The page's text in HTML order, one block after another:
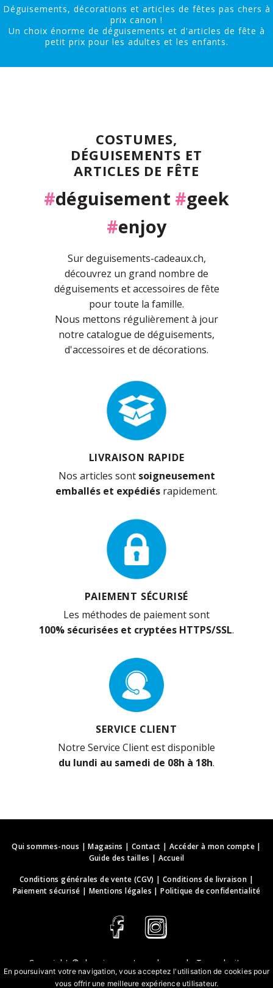
Déguisements, décorations et articles de fêtes pas chers à
prix canon !
Un choix énorme de déguisements et d'articles de fête à
petit prix pour les adultes et les enfants.
COSTUMES,
DÉGUISEMENTS ET
ARTICLES DE FÊTE
#déguisement #geek
#enjoy
Sur deguisements-cadeaux.ch,
découvrez un grand nombre de
déguisements et accessoires de fête
pour toute la famille.
Nous mettons régulièrement à jour
notre catalogue de déguisements,
d'accessoires et de décorations.
LIVRAISON RAPIDE
Nos articles sont soigneusement
emballés et expédiés rapidement.
PAIEMENT SÉCURISÉ
Les méthodes de paiement sont
100% sécurisées et cryptées HTTPS/SSL.
SERVICE CLIENT
Notre Service Client est disponible
du lundi au samedi de 08h à 18h.
Qui sommes-nous |Magasins | Contact | Accéder à mon compte|
Guide des tailles | Accueil
Conditions générales de vente (CGV) |Conditions de livraison |
Paiement sécurisé | Mentions légales |Politique de confidentialité
Copyright © deguisements-cadeaux.ch
. Tous droits
réservés.
En poursuivant votre navigation, vous acceptez l'utilisation de cookies pour
vous offrir une meilleure expérience utilisateur.